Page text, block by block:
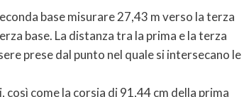
base misurare 27,43 m verso la terza
base. La distanza tra la prima e la terza
prese dal punto nel quale si intersecano le
come la corsia di 91,44 cm della prima